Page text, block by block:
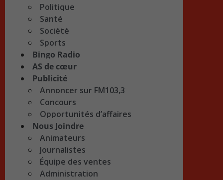
Politique
Santé
Société
Sports
Bingo Radio
AS de cœur
Publicité
Annoncer sur FM103,3
Concours
Opportunités d’affaires
Nous Joindre
Animateurs
Journalistes
Équipe des ventes
Administration